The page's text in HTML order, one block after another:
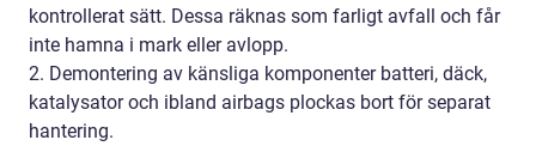
kontrollerat sätt. Dessa räknas som farligt avfall och får
inte hamna i mark eller avlopp.
2. Demontering av känsliga komponenter batteri, däck,
katalysator och ibland airbags plockas bort för separat
hantering.